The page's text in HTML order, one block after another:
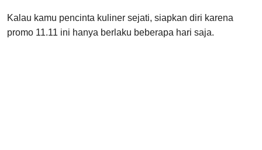
Kalau kamu pencinta kuliner sejati, siapkan diri karena
promo 11.11 ini hanya berlaku beberapa hari saja.